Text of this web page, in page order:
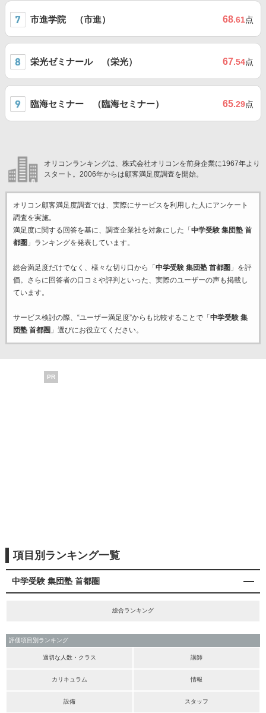
市進学院 （市進） 68.61点
栄光ゼミナール （栄光） 67.54点
臨海セミナー （臨海セミナー） 65.29点
オリコンランキングは、株式会社オリコンを前身企業に1967年より
スタート。2006年からは顧客満足度調査を開始。
オリコン顧客満足度調査では、実際にサービスを利用した 人にアンケート
調査を実施。
満足度に関する回答を基に、調査企業社を対象にした「 中学受験 集団塾 首
都圏 」ランキングを発表しています。
総合満足度だけでなく、様々な切り口から「 中学受験 集団塾 首都圏 」を評
価。さらに回答者の口コミや評判といった、実際のユーザーの声も掲載し
ています。
サービス検討の際、“ユーザー満足度”からも比較することで「 中学受験 集
団塾 首都圏 」選びにお役立てください。
PR
項目別ランキング一覧
中学受験 集団塾 首都圏
総合ランキング
評価項目別ランキング
適切な人数・クラス 講師
カリキュラム 情報
設備 スタッフ